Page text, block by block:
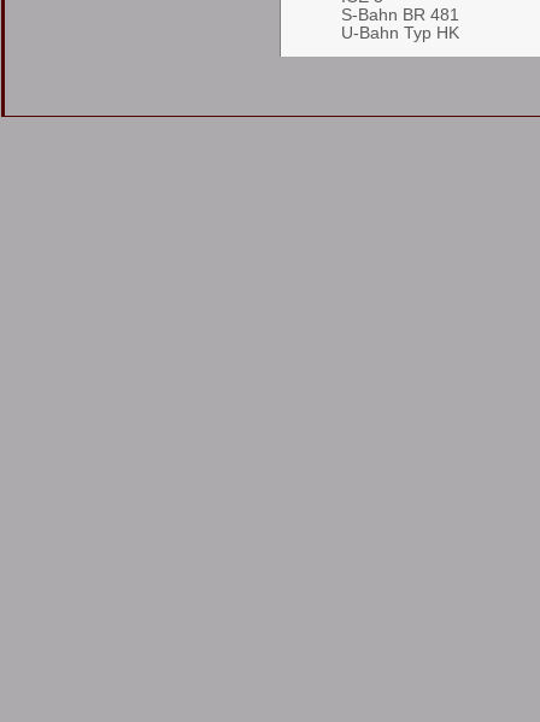
S-Bahn BR 481
U-Bahn Typ HK